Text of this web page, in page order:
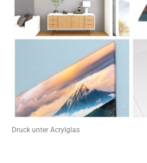
Druck unter Acrylglas